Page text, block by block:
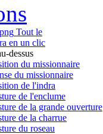
Tout le
en un clic
dessus
du missionnaire
du missionnaire
de l'indra
de l'enclume
de la grande ouverture
de la charrue
du roseau